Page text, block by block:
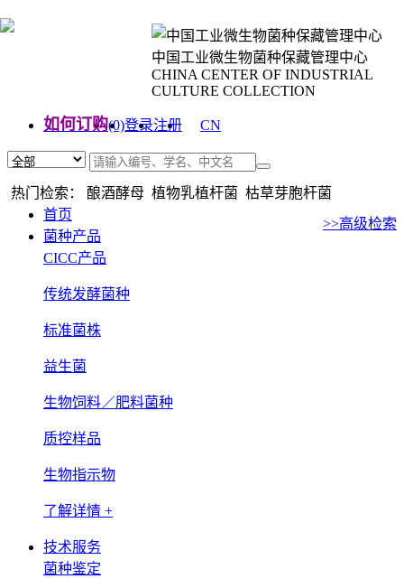
中国工业微生物菌种保藏管理中心
CHINA CENTER OF INDUSTRIAL
CULTURE COLLECTION
如何订购(0)登录注册
CN
热门检索： 酿酒酵母 植物乳植杆菌 枯草芽胞杆菌
>>高级检索
首页
菌种产品
CICC产品
传统发酵菌种
标准菌株
益生菌
生物饲料／肥料菌种
质控样品
生物指示物
了解详情 +
技术服务
菌种鉴定